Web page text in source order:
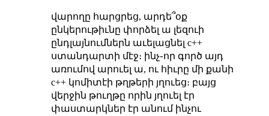
վարողը հարցրեց, արդե՞օք
ընկերութիւնը փորձել ա լեզուի
ընդլայնումներն աւելացնել c++
ստանդարտի մէջ։ ինչ֊որ գործ այդ
առումով արուել ա, ու հիւրը մի քանի
c++ կոմիտէի թղթերի յղուեց։ բայց
վերջին թուղթը որին յղուել էր
փաստարկներ էր անում ինչու